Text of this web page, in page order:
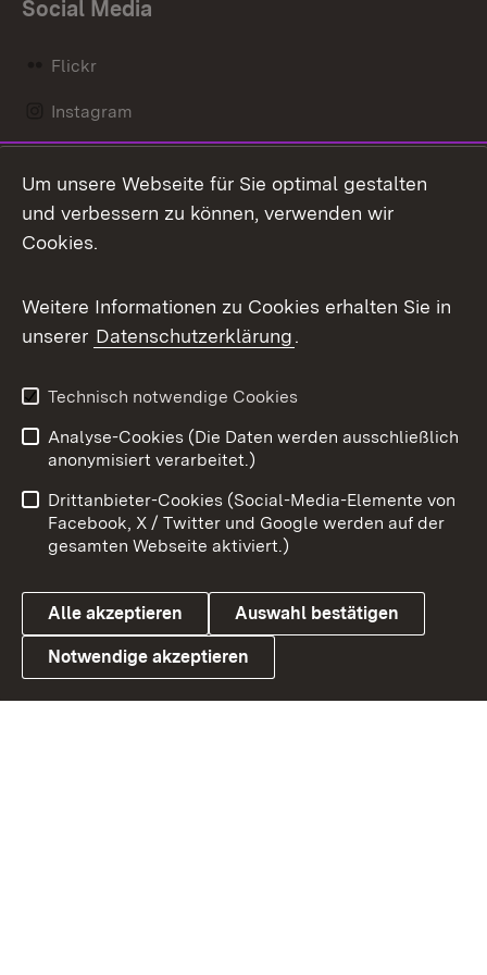
Social Media
Flickr
Instagram
Mastodon
Messenger
Social Wall
X / Twitter
Youtube
Link zum Landesportal
Benutzungshinweise
Barrierefreiheit
Datenschutz
Cookies
Um unsere Webseite für Sie optimal gestalten
und verbessern zu können, verwenden wir
Cookies.
Weitere Informationen zu Cookies erhalten Sie in
unserer Datenschutzerklärung.
Technisch notwendige Cookies
Analyse-Cookies (Die Daten werden ausschließlich
anonymisiert verarbeitet.)
Drittanbieter-Cookies (Social-Media-Elemente von
Facebook, X / Twitter und Google werden auf der
gesamten Webseite aktiviert.)
Alle akzeptieren Auswahl bestätigen
Notwendige akzeptieren